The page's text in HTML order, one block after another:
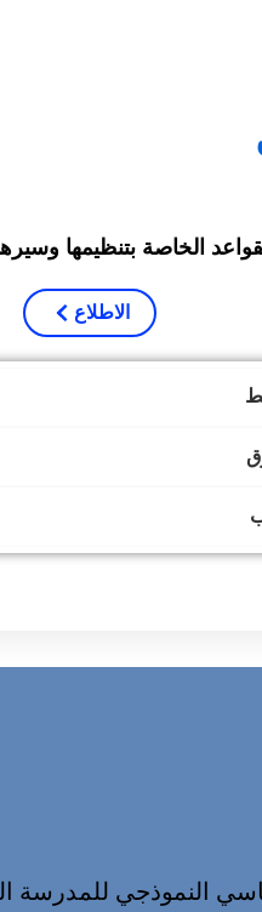
الخاصة بتنظيمها وسيرها.
الاطلاع